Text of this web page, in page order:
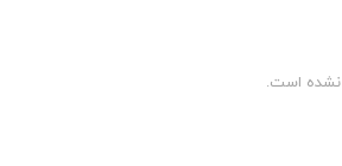
نشده است.